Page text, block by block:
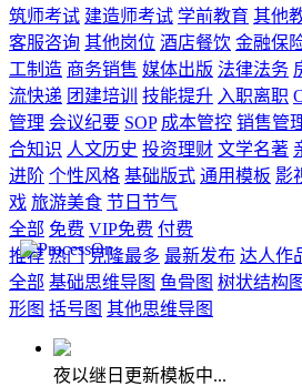
筑师考试 建造师考试 学前教育 其他
客服咨询 其他岗位 酒店餐饮 金融保
工制造 商务销售 媒体出版 法律法务
流快递 团建培训 技能提升 入职离职
管理 会议纪要 SOP 成本管控 销售管
合知识 人文历史 投资理财 文学名著
进阶 个性风格 基础版式 通用模板 影
戏 旅游美食 节日节气
全部 免费 VIP免费 付费
推荐 热门 克隆最多 最新发布 达人作
全部 基础思维导图 鱼骨图 树状结构图
形图 括号图 其他思维导图
夜以继日更新模板中...